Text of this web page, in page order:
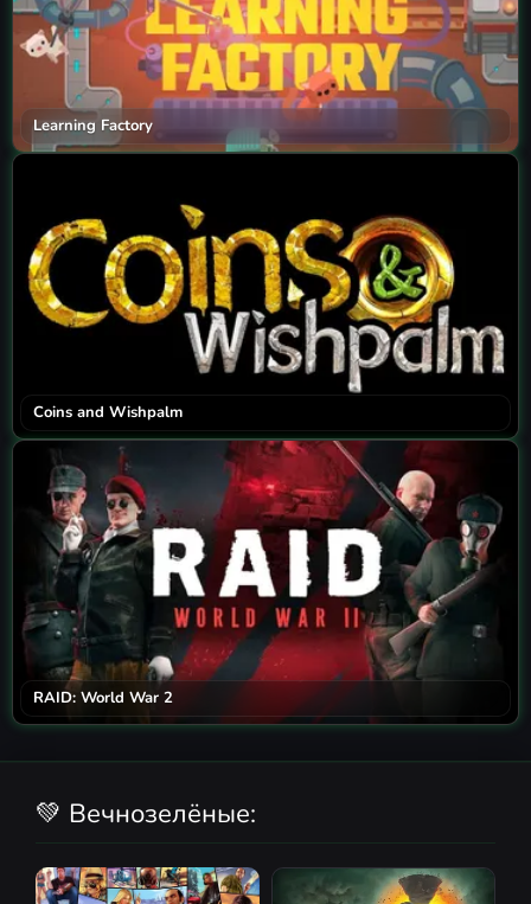
Learning Factory
Coins and Wishpalm
RAID: World War 2
💚 Вечнозелёные: